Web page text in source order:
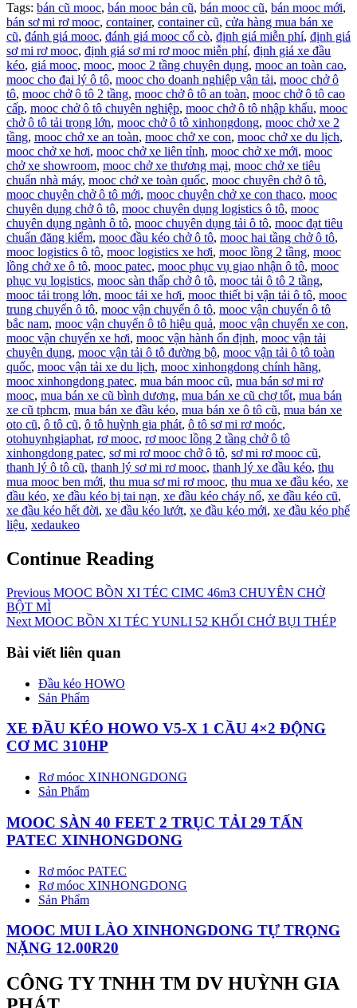
Tags: bán cũ mooc, bán mooc bản cũ, bán mooc cũ, bán mooc mới,
bán sơ mi rơ mooc, container, container cũ, cửa hàng mua bán xe
cũ, đánh giá mooc, đánh giá mooc cổ cò, định giá miễn phí, định giá
sơ mi rơ mooc, định giá sơ mi rơ mooc miễn phí, định giá xe đầu
kéo, giá mooc, mooc, mooc 2 tầng chuyên dụng, mooc an toàn cao,
mooc cho đại lý ô tô, mooc cho doanh nghiệp vận tải, mooc chở ô
tô, mooc chở ô tô 2 tầng, mooc chở ô tô an toàn, mooc chở ô tô cao
cấp, mooc chở ô tô chuyên nghiệp, mooc chở ô tô nhập khẩu, mooc
chở ô tô tải trọng lớn, mooc chở ô tô xinhongdong, mooc chở xe 2
tầng, mooc chở xe an toàn, mooc chở xe con, mooc chở xe du lịch,
mooc chở xe hơi, mooc chở xe liên tỉnh, mooc chở xe mới, mooc
chở xe showroom, mooc chở xe thương mại, mooc chở xe tiêu
chuẩn nhà máy, mooc chở xe toàn quốc, mooc chuyên chở ô tô,
mooc chuyên chở ô tô mới, mooc chuyên chở xe con thaco, mooc
chuyên dụng chở ô tô, mooc chuyên dụng logistics ô tô, mooc
chuyên dụng ngành ô tô, mooc chuyên dụng tải ô tô, mooc đạt tiêu
chuẩn đăng kiểm, mooc đầu kéo chở ô tô, mooc hai tầng chở ô tô,
mooc logistics ô tô, mooc logistics xe hơi, mooc lồng 2 tầng, mooc
lồng chở xe ô tô, mooc patec, mooc phục vụ giao nhận ô tô, mooc
phục vụ logistics, mooc sàn thấp chở ô tô, mooc tải ô tô 2 tầng,
mooc tải trọng lớn, mooc tải xe hơi, mooc thiết bị vận tải ô tô, mooc
trung chuyển ô tô, mooc vận chuyển ô tô, mooc vận chuyển ô tô
bắc nam, mooc vận chuyển ô tô hiệu quả, mooc vận chuyển xe con,
mooc vận chuyển xe hơi, mooc vận hành ổn định, mooc vận tải
chuyên dụng, mooc vận tải ô tô đường bộ, mooc vận tải ô tô toàn
quốc, mooc vận tải xe du lịch, mooc xinhongdong chính hãng,
mooc xinhongdong patec, mua bán mooc cũ, mua bán sơ mi rơ
mooc, mua bán xe cũ bình dương, mua bán xe cũ chợ tốt, mua bán
xe cũ tphcm, mua bán xe đầu kéo, mua bán xe ô tô cũ, mua bán xe
oto cũ, ô tô cũ, ô tô huỳnh gia phát, ô tô sơ mi rơ moóc,
otohuynhgiaphat, rơ mooc, rơ mooc lồng 2 tầng chở ô tô
xinhongdong patec, sơ mi rơ mooc chở ô tô, sơ mi rơ mooc cũ,
thanh lý ô tô cũ, thanh lý sơ mi rơ mooc, thanh lý xe đầu kéo, thu
mua mooc ben mới, thu mua sơ mi rơ mooc, thu mua xe đầu kéo, xe
đầu kéo, xe đầu kéo bị tai nạn, xe đầu kéo cháy nổ, xe đầu kéo cũ,
xe đầu kéo hết đời, xe đầu kéo lướt, xe đầu kéo mới, xe đầu kéo phế
liệu, xedaukeo
Continue Reading
Previous MOOC BỒN XI TÉC CIMC 46m3 CHUYÊN CHỞ
BỘT MÌ
Next MOOC BỒN XI TÉC YUNLI 52 KHỐI CHỞ BỤI THÉP
Bài viết liên quan
Đầu kéo HOWO
Sản Phẩm
XE ĐẦU KÉO HOWO V5-X 1 CẦU 4×2 ĐỘNG
CƠ MC 310HP
Rơ móoc XINHONGDONG
Sản Phẩm
MOOC SÀN 40 FEET 2 TRỤC TẢI 29 TẤN
PATEC XINHONGDONG
Rơ móoc PATEC
Rơ móoc XINHONGDONG
Sản Phẩm
MOOC MUI LÀO XINHONGDONG TỰ TRỌNG
NẶNG 12.00R20
CÔNG TY TNHH TM DV HUỲNH GIA